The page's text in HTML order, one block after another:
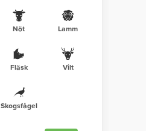
Nöt Lamm
Fläsk Vilt
Skogsfågel